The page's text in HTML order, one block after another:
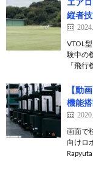
エア
縦者
VTOL
験中の
「飛
【動
機能
画面で
向けロ